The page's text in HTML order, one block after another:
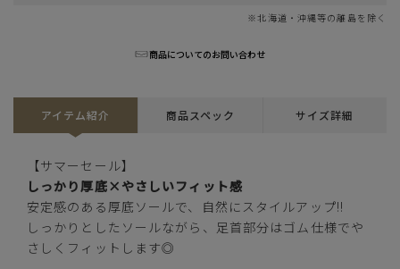
ブラック
※北海道・沖縄等の離島を除く
商品についてのお問い合わせ
アイテム紹介 商品スペック サイズ詳細
【サマーセール】
しっかり厚底×やさしいフィット感
安定感のある厚底ソールで、自然にスタイルアップ!!
しっかりとしたソールながら、足首部分はゴム仕様でや
さしくフィットします◎